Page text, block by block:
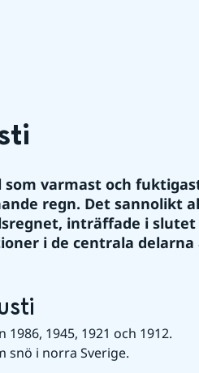
varmast och
regn. Det sannolikt
inträffade i
i de centrala delarna
1945, 1921 och 1912.
snö i norra Sverige.